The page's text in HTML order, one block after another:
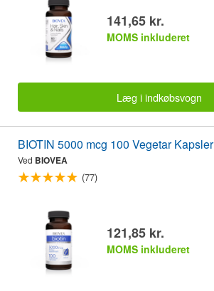
141,65 kr.
MOMS inkluderet
Læg i indkøbsvogn
BIOTIN 5000 mcg 100 Vegetar Kapsler
Ved BIOVEA
(77)
121,85 kr.
MOMS inkluderet